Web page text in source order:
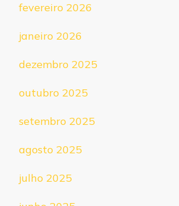
fevereiro 2026
janeiro 2026
dezembro 2025
outubro 2025
setembro 2025
agosto 2025
julho 2025